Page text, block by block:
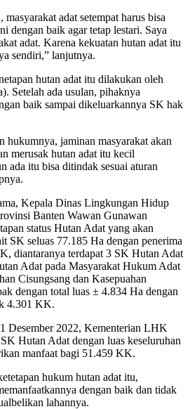
adat setempat harus bisa
dengan baik agar tetap lestari. Saya
adat. Karena kekuatan hutan adat itu
sendiri,” lanjutnya.
hutan adat itu dilakukan oleh
Setelah ada usulan, pihaknya
baik sampai dikeluarkannya SK hak
hukumnya, jaminan masyarakat akan
merusak hutan adat itu kecil
ada itu bisa ditindak sesuai aturan
Kepala Dinas Lingkungan Hidup
Banten Wawan Gunawan
status Hutan Adat yang akan
SK seluas 77.185 Ha dengan penerima
diantaranya terdapat 3 SK Hutan Adat
Adat pada Masyarakat Hukum Adat
Cisungsang dan Kasepuahan
dengan total luas ± 4.834 Ha dengan
4.301 KK.
Desember 2022, Kementerian LHK
Hutan Adat dengan luas keseluruhan
manfaat bagi 51.459 KK.
hukum hutan adat itu,
dengan baik dan tidak
lahannya.